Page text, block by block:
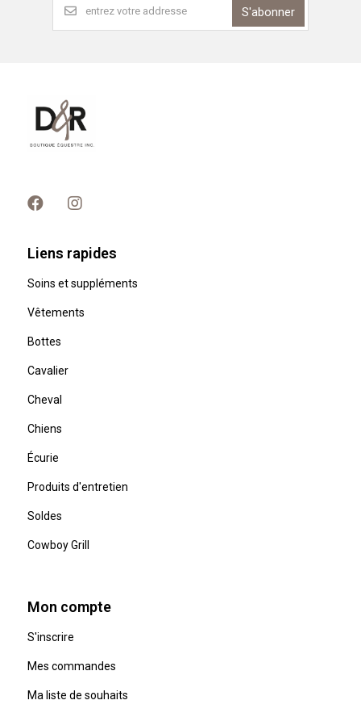
S'abonner
Liens rapides
Soins et suppléments
Vêtements
Bottes
Cavalier
Cheval
Chiens
Écurie
Produits d'entretien
Soldes
Cowboy Grill
Mon compte
S'inscrire
Mes commandes
Ma liste de souhaits